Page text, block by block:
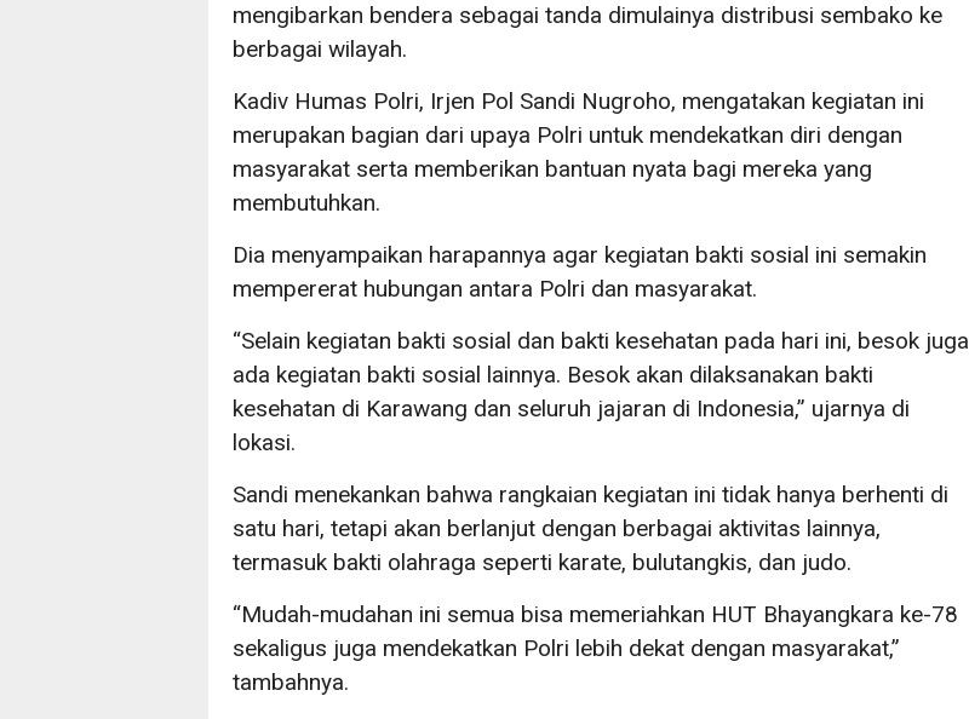
mengibarkan bendera sebagai tanda dimulainya distribusi sembako ke
berbagai wilayah.
Kadiv Humas Polri, Irjen Pol Sandi Nugroho, mengatakan kegiatan ini
merupakan bagian dari upaya Polri untuk mendekatkan diri dengan
masyarakat serta memberikan bantuan nyata bagi mereka yang
membutuhkan.
Dia menyampaikan harapannya agar kegiatan bakti sosial ini semakin
mempererat hubungan antara Polri dan masyarakat.
“Selain kegiatan bakti sosial dan bakti kesehatan pada hari ini, besok juga
ada kegiatan bakti sosial lainnya. Besok akan dilaksanakan bakti
kesehatan di Karawang dan seluruh jajaran di Indonesia,” ujarnya di
lokasi.
Sandi menekankan bahwa rangkaian kegiatan ini tidak hanya berhenti di
satu hari, tetapi akan berlanjut dengan berbagai aktivitas lainnya,
termasuk bakti olahraga seperti karate, bulutangkis, dan judo.
“Mudah-mudahan ini semua bisa memeriahkan HUT Bhayangkara ke-78
sekaligus juga mendekatkan Polri lebih dekat dengan masyarakat,”
tambahnya.